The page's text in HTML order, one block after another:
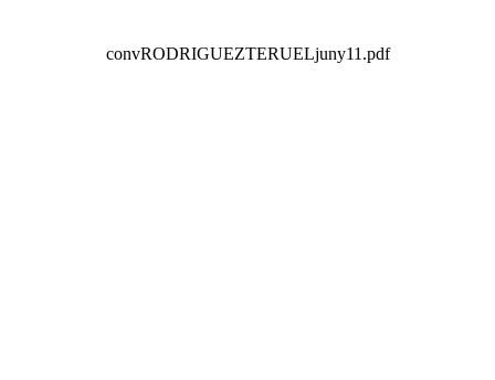
convRODRIGUEZTERUELjuny11.pdf